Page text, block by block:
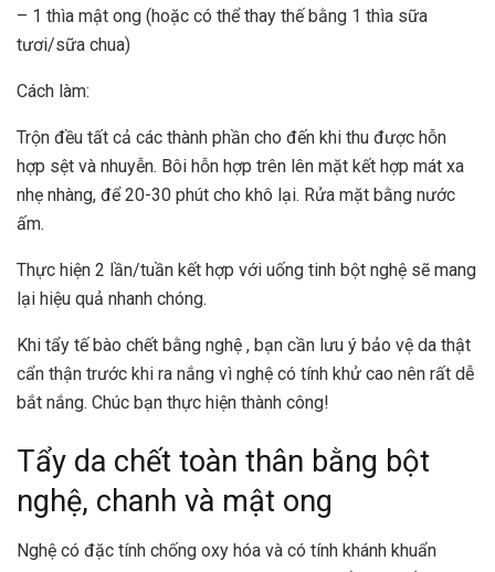
– 1 thìa mật ong (hoặc có thể thay thế bằng 1 thìa sữa
tươi/sữa chua)
Cách làm:
Trộn đều tất cả các thành phần cho đến khi thu được hỗn
hợp sệt và nhuyễn. Bôi hỗn hợp trên lên mặt kết hợp mát xa
nhẹ nhàng, để 20-30 phút cho khô lại. Rửa mặt bằng nước
ấm.
Thực hiện 2 lần/tuần kết hợp với uống tinh bột nghệ sẽ mang
lại hiệu quả nhanh chóng.
Khi tẩy tế bào chết bằng nghệ , bạn cần lưu ý bảo vệ da thật
cẩn thận trước khi ra nắng vì nghệ có tính khử cao nên rất dễ
bắt nắng. Chúc bạn thực hiện thành công!
Tẩy da chết toàn thân bằng bột
nghệ, chanh và mật ong
Nghệ có đặc tính chống oxy hóa và có tính khánh khuẩn